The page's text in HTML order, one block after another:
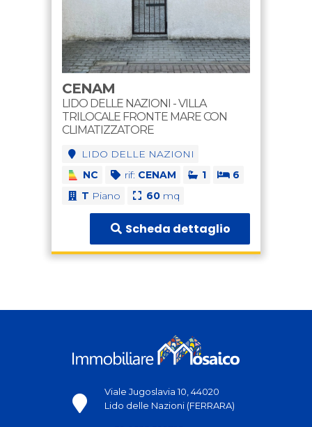
CENAM
LIDO DELLE NAZIONI - VILLA
TRILOCALE FRONTE MARE CON
CLIMATIZZATORE
LIDO DELLE NAZIONI
NC
rif: CENAM 1
6
T Piano 60 mq
Scheda dettaglio
Viale Jugoslavia 10, 44020
Lido delle Nazioni (FERRARA)